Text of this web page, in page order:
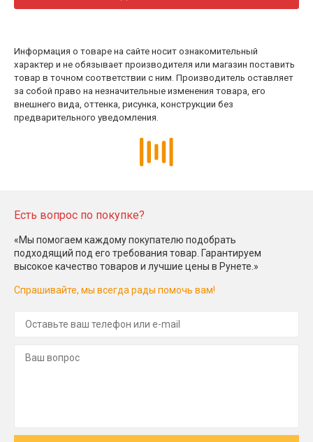
Информация о товаре на сайте носит ознакомительный
характер и не обязывает производителя или магазин поставить
товар в точном соответствии с ним. Производитель оставляет
за собой право на незначительные изменения товара, его
внешнего вида, оттенка, рисунка, конструкции без
предварительного уведомления.
Есть вопрос по покупке?
«Мы помогаем каждому покупателю подобрать
подходящий под его требования товар. Гарантируем
высокое качество товаров и лучшие цены в Рунете.»
Спрашивайте, мы всегда рады помочь вам!